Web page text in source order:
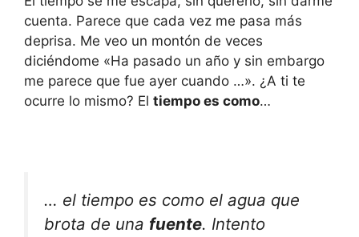
cuenta. Parece que cada vez me pasa más
deprisa. Me veo un montón de veces
diciéndome «Ha pasado un año y sin embargo
me parece que fue ayer cuando …». ¿A ti te
ocurre lo mismo? El tiempo es como…
… el tiempo es como el agua que
brota de una fuente. Intento